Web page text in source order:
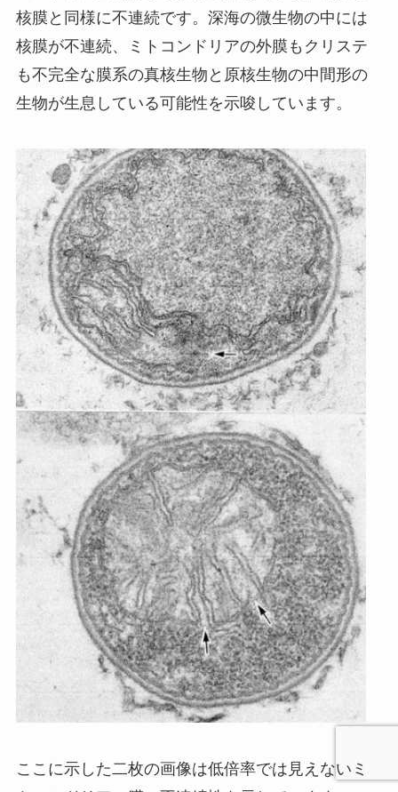
核膜と同様に不連続です。深海の微生物の中には
核膜が不連続、ミトコンドリアの外膜もクリステ
も不完全な膜系の真核生物と原核生物の中間形の
生物が生息している可能性を示唆しています。
ここに示した二枚の画像は低倍率では見えないミ